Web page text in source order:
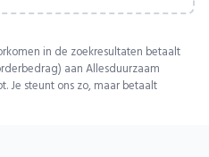
in de zoekresultaten betaalt
aan Allesduurzaam
Je steunt ons zo, maar betaalt